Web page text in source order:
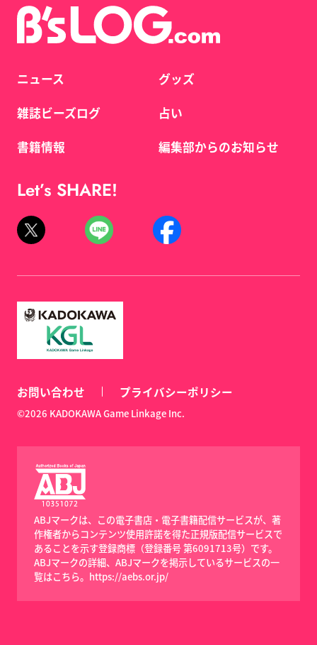
ニュース
雑誌ビーズログ
書籍情報
グッズ
占い
編集部からのお知らせ
Let’s SHARE!
お問い合わせ プライバシーポリシー
©2026 KADOKAWA Game Linkage Inc.
ABJマークは、この電子書店・電子書籍配信サービスが、著
作権者からコンテンツ使用許諾を得た正規版配信サービスで
あることを示す登録商標（登録番号 第6091713号）です。
ABJマークの詳細、ABJマークを掲示しているサービスの一
覧はこちら。 https://aebs.or.jp/